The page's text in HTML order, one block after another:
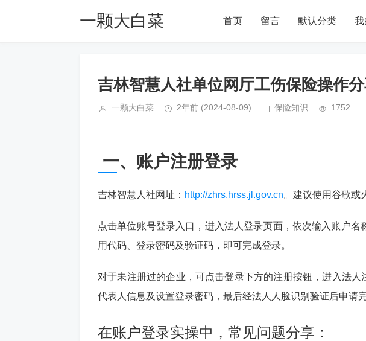
一颗大白菜 首页 留言 默认分类 我
吉林智慧人社单位网厅工伤保险操作
一颗大白菜 2年前 (2024-08-09) 保险知识 1752
一、账户注册登录
吉林智慧人社网址： http://zhrs.hrss.jl.gov.cn。建议使用谷歌或
点击单位账号登录入口，进入法人登录页面，依次输入账户
用代码、登录密码及验证码，即可完成登录。
对于未注册过的企业，可点击登录下方的注册按钮，进入法
代表人信息及设置登录密码，最后经法人人脸识别验证后申请完
在账户登录实操中，常见问题分享：